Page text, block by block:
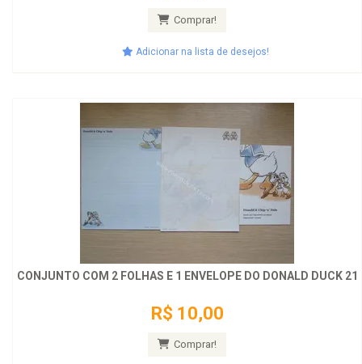
Comprar!
Adicionar na lista de desejos!
CONJUNTO COM 2 FOLHAS E 1 ENVELOPE DO DONALD DUCK 21
R$ 10,00
Comprar!